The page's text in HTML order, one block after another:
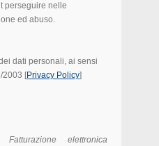
perseguire nelle
ed abuso.
dati personali, ai sensi
2003 [Privacy Policy]
Fatturazione elettronica